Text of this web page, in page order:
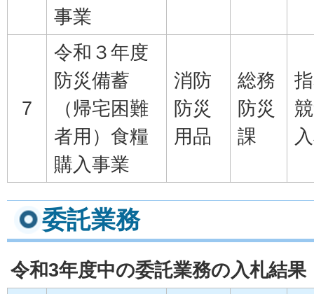
事業
7
令和３年度
防災備蓄
（帰宅困難
者用）食糧
購入事業
消防
防災
用品
総務
防災
課
委託業務
令和3年度中の委託業務の入札結果